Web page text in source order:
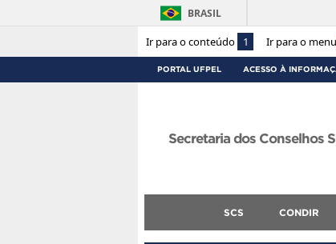
Ir para o conteúdo 1 Ir para o menu
BRASIL
PORTAL UFPEL ACESSO À
Secretaria dos Conselhos
SCS CONDIR